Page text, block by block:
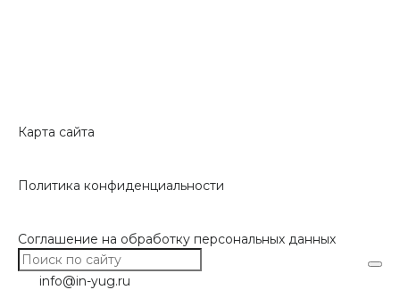
Карта сайта
Политика конфиденциальности
Соглашение на обработку персональных данных
info@in-yug.ru